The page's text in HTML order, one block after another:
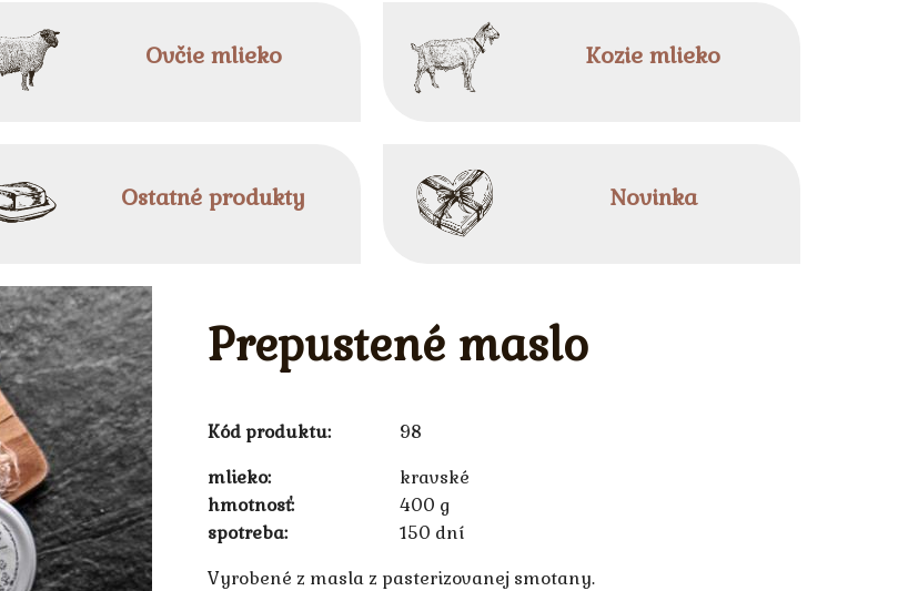
Ovčie mlieko Kozie mlieko
Ostatné produkty Novinka
Prepustené maslo
Kód produktu: 98
Vyrobené z masla z pasterizovanej smotany.
mlieko
kravské
hmotnosť
400 g
spotreba
150 dní